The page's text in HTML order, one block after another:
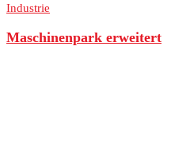
Industrie
Maschinenpark erweitert